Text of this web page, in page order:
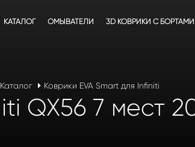
КАТАЛОГ ОМЫВАТЕЛИ 3D КОВРИКИ C БОРТАМИ
Каталог Коврики EVA Smart для Infiniti
QX56 7 мест